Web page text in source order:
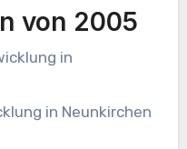
von 2005
in Neunkirchen